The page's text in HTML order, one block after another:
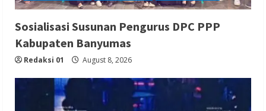
Sosialisasi Susunan Pengurus DPC PPP
Kabupaten Banyumas
Redaksi 01 August 8, 2026